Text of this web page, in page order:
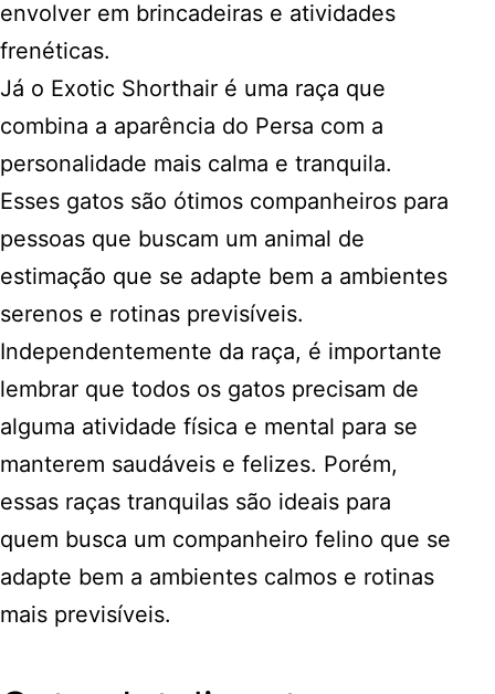
envolver em brincadeiras e atividades
frenéticas.
Já o Exotic Shorthair é uma raça que
combina a aparência do Persa com a
personalidade mais calma e tranquila.
Esses gatos são ótimos companheiros para
pessoas que buscam um animal de
estimação que se adapte bem a ambientes
serenos e rotinas previsíveis.
Independentemente da raça, é importante
lembrar que todos os gatos precisam de
alguma atividade física e mental para se
manterem saudáveis e felizes. Porém,
essas raças tranquilas são ideais para
quem busca um companheiro felino que se
adapte bem a ambientes calmos e rotinas
mais previsíveis.